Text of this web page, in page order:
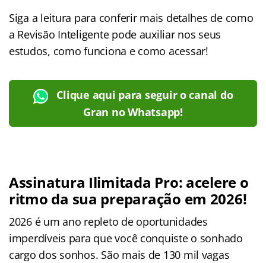
Siga a leitura para conferir mais detalhes de como
a Revisão Inteligente pode auxiliar nos seus
estudos, como funciona e como acessar!
Clique aqui para seguir o canal do
Gran no Whatsapp!
Assinatura Ilimitada Pro: acelere o
ritmo da sua preparação em 2026!
2026 é um ano repleto de oportunidades
imperdíveis para que você conquiste o sonhado
cargo dos sonhos. São mais de 130 mil vagas